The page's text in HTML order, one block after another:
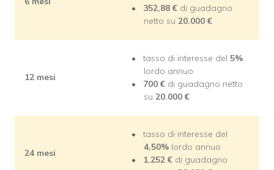
352,88 € di guadagno
netto su 20.000 €
12 mesi
tasso di interesse del 5%
lordo annuo
700 € di guadagno netto
su 20.000 €
24 mesi
tasso di interesse del
4,50% lordo annuo
1.252 € di guadagno